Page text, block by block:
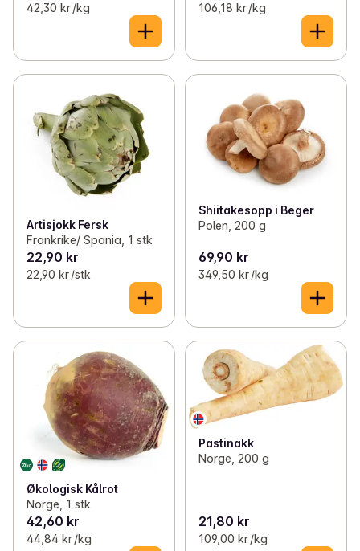
42,30 kr /kg 106,18 kr /kg
Artisjokk Fersk
Frankrike/ Spania, 1 stk
22,90 kr
22,90 kr /stk
Shiitakesopp i Beger
Polen, 200 g
69,90 kr
349,50 kr /kg
Økologisk Kålrot
Norge, 1 stk
42,60 kr
44,84 kr /kg
Pastinakk
Norge, 200 g
21,80 kr
109,00 kr /kg